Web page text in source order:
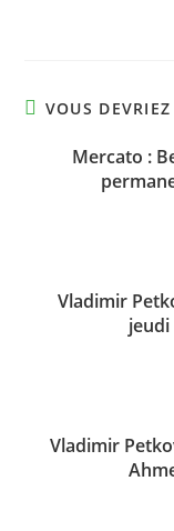
VOUS
Mercato :
Vladimir
jeudi
Vladimir